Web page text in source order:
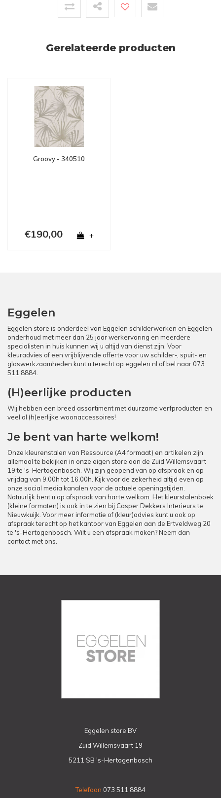
Gerelateerde producten
Groovy - 340510
€190,00 +
Eggelen
Eggelen store is onderdeel van Eggelen schilderwerken en Eggelen
onderhoud met meer dan 25 jaar werkervaring en meerdere
specialisten in huis kunnen wij u altijd van dienst zijn. Voor
kleuradvies of een vrijblijvende offerte voor uw schilder-, spuit- en
glaswerkzaamheden kunt u terecht op eggelen.nl of bel naar 073
511 8884.
(H)eerlijke producten
Wij hebben een breed assortiment met duurzame verfproducten en
veel al (h)eerlijke woonaccessoires!
Je bent van harte welkom!
Onze kleurenstalen van Ressource (A4 formaat) en artikelen zijn
allemaal te bekijken in onze eigen store aan de Zuid Willemsvaart
19 te 's-Hertogenbosch. Wij zijn geopend van op afspraak en op
vrijdag van 9.00h tot 16.00h. Kijk voor de zekerheid altijd even op
onze social media kanalen voor de actuele openingstijden.
Natuurlijk bent u op afspraak van harte welkom. Het kleurstalenboek
(kleine formaten) is ook in te zien bij Casper Dekkers Interieurs te
Nieuwkuijk. Voor meer informatie of (kleur)advies kunt u ook op
afspraak terecht op het kantoor van Eggelen aan de Ertveldweg 20
te 's-Hertogenbosch. Wilt u een afspraak maken? Neem dan
contact met ons.
Eggelen store BV
Zuid Willemsvaart 19
5211 SB 's-Hertogenbosch
Telefoon 073 511 8884